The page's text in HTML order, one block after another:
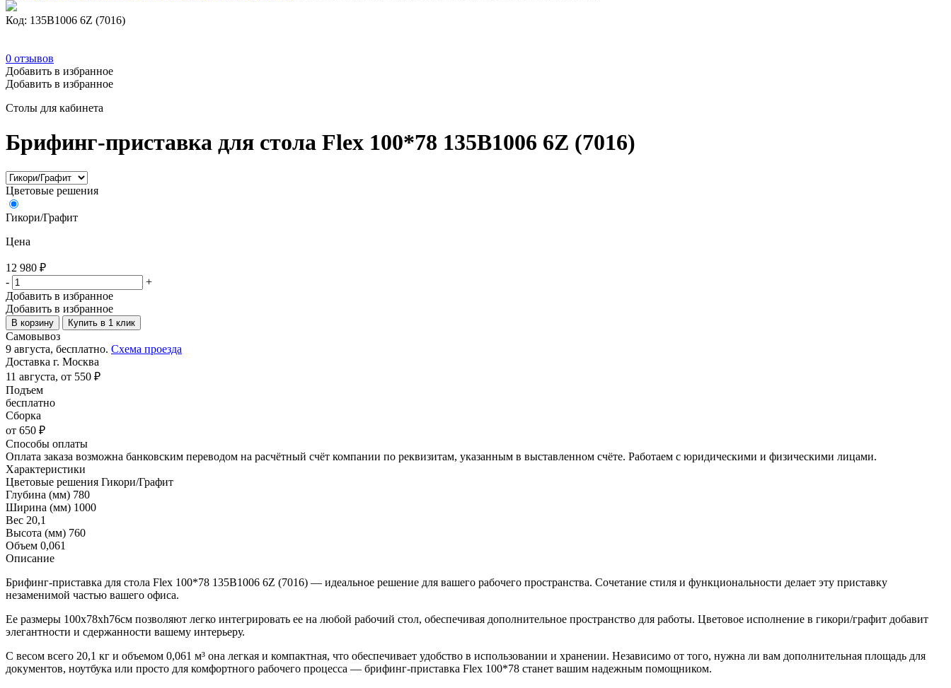
Код: 135B1006 6Z (7016)
0 отзывов
Добавить в избранное
Добавить в избранное
Столы для кабинета
Брифинг-приставка для стола Flex 100*78 135B1006 6Z (7016)
Цветовые решения
Гикори/Графит
Цена
12 980 ₽
-
+
Добавить в избранное
Добавить в избранное
В корзину Купить в 1 клик
Самовывоз
9 августа, бесплатно. Схема проезда
Доставка г. Москва
11 августа, от 550 ₽
Подъем
бесплатно
Сборка
от 650 ₽
Способы оплаты
Оплата заказа возможна банковским переводом на расчётный счёт компании по реквизитам, указанным в выставленном счёте. Работаем с юридическими и физическими лицами.
Характеристики
Цветовые решения Гикори/Графит
Глубина (мм) 780
Ширина (мм) 1000
Вес 20,1
Высота (мм) 760
Объем 0,061
Описание
Брифинг-приставка для стола Flex 100*78 135B1006 6Z (7016) — идеальное решение для вашего рабочего пространства. Сочетание стиля и функциональности делает эту приставку
незаменимой частью вашего офиса.
Ее размеры 100x78xh76см позволяют легко интегрировать ее на любой рабочий стол, обеспечивая дополнительное пространство для работы. Цветовое исполнение в гикори/графит добавит
элегантности и сдержанности вашему интерьеру.
С весом всего 20,1 кг и объемом 0,061 м³ она легкая и компактная, что обеспечивает удобство в использовании и хранении. Независимо от того, нужна ли вам дополнительная площадь для
документов, ноутбука или просто для комфортного рабочего процесса — брифинг-приставка Flex 100*78 станет вашим надежным помощником.